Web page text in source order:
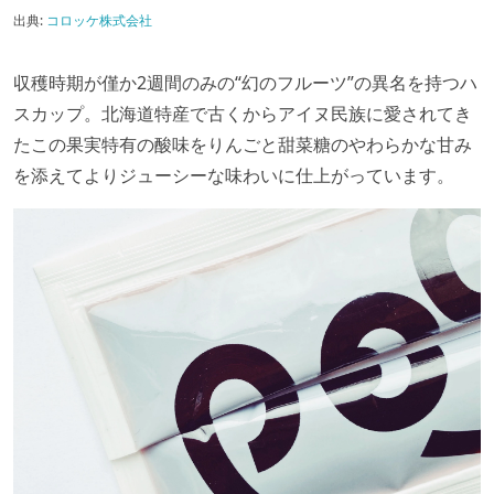
出典: コロッケ株式会社
収穫時期が僅か2週間のみの“幻のフルーツ”の異名を持つハ
スカップ。北海道特産で古くからアイヌ民族に愛されてき
たこの果実特有の酸味をりんごと甜菜糖のやわらかな甘み
を添えてよりジューシーな味わいに仕上がっています。